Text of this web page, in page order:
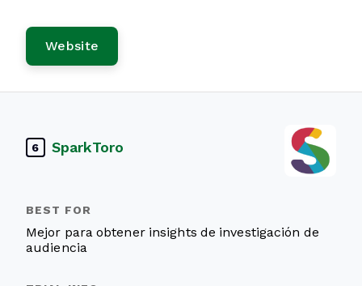
Website
6 SparkToro
Mejor para obtener insights de investigación de
audiencia